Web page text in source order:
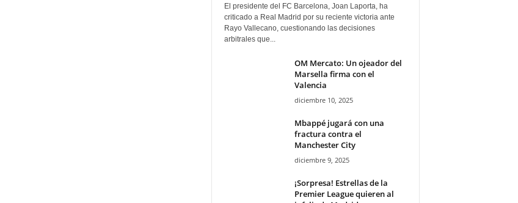
El presidente del FC Barcelona, Joan Laporta, ha
criticado a Real Madrid por su reciente victoria ante
Rayo Vallecano, cuestionando las decisiones
arbitrales que...
OM Mercato: Un ojeador del
Marsella firma con el
Valencia
diciembre 10, 2025
Mbappé jugará con una
fractura contra el
Manchester City
diciembre 9, 2025
¡Sorpresa! Estrellas de la
Premier League quieren al